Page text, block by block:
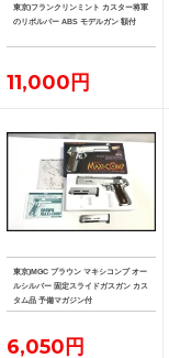
東京)フランクリンミント カスター将軍
のリボルバー ABS モデルガン 額付
11,000円
東京)MGC ブラウン マキシコンプ オー
ルシルバー 固定スライドガスガン カス
タム品 予備マガジン付
6,050円